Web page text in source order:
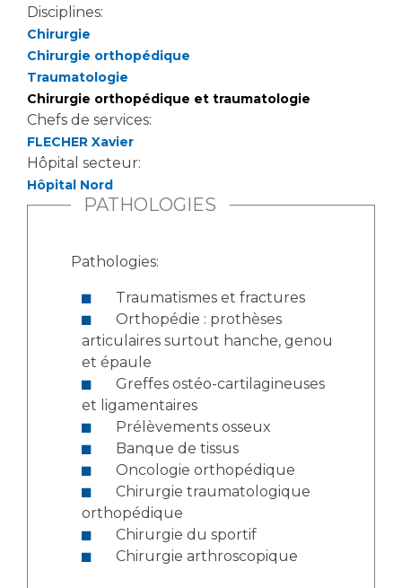
Disciplines:
Chirurgie
Chirurgie orthopédique
Traumatologie
Chirurgie orthopédique et traumatologie
Chefs de services:
FLECHER Xavier
Hôpital secteur:
Hôpital Nord
PATHOLOGIES
Pathologies:
Traumatismes et fractures
articulaires surtout hanche, genou
et épaule
et ligamentaires
Prélèvements osseux
Banque de tissus
Oncologie orthopédique
orthopédique
Chirurgie du sportif
Chirurgie arthroscopique